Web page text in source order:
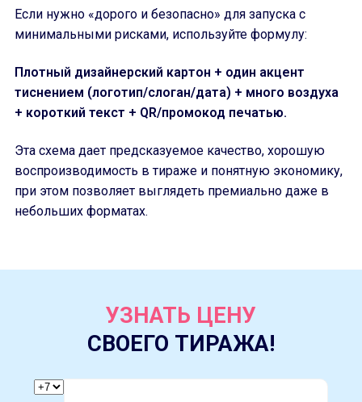
Если нужно «дорого и безопасно» для запуска с
минимальными рисками, используйте формулу:
Плотный дизайнерский картон + один акцент
тиснением (логотип/слоган/дата) + много воздуха
+ короткий текст + QR/промокод печатью.
Эта схема дает предсказуемое качество, хорошую
воспроизводимость в тираже и понятную экономику,
при этом позволяет выглядеть премиально даже в
небольших форматах.
УЗНАТЬ ЦЕНУ
СВОЕГО ТИРАЖА!